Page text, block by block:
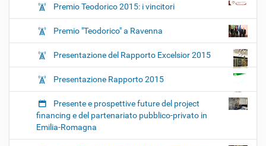
Premio Teodorico 2015: i vincitori
Premio "Teodorico" a Ravenna
Presentazione del Rapporto Excelsior 2015
Presentazione Rapporto 2015
Presente e prospettive future del project
financing e del partenariato pubblico-privato in
Emilia-Romagna